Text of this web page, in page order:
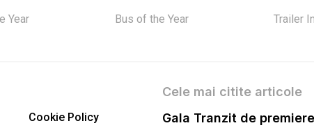
Year Bus of the Year Trailer
Cookie Policy
Cele mai citite articole